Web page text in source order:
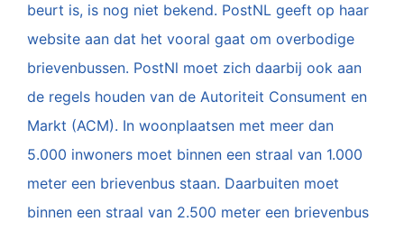
beurt is, is nog niet bekend. PostNL geeft op haar
website aan dat het vooral gaat om overbodige
brievenbussen. PostNl moet zich daarbij ook aan
de regels houden van de Autoriteit Consument en
Markt (ACM). In woonplaatsen met meer dan
5.000 inwoners moet binnen een straal van 1.000
meter een brievenbus staan. Daarbuiten moet
binnen een straal van 2.500 meter een brievenbus